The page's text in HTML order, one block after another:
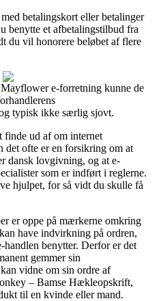
betalingskort eller betalinger
benytte et afbetalingstilbud fra
du vil honorere beløbet af flere
e-forretning kunne de
typisk ikke særlig sjovt.
ud af om internet
det ofte er en forsikring om at
dansk lovgivning, og at e-
som er indført i reglerne.
hjulpet, for så vidt du skulle få
er oppe på mærkerne omkring
have indvirkning på ordren,
benytter. Derfor er det
gemmer sin
vidne om sin ordre af
– Bamse Hækleopskrift,
til en kvinde eller mand.